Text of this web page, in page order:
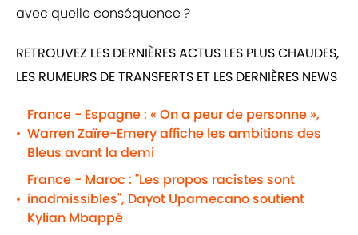
avec quelle conséquence ?
RETROUVEZ LES DERNIÈRES ACTUS LES PLUS CHAUDES,
LES RUMEURS DE TRANSFERTS ET LES DERNIÈRES NEWS
•
France - Espagne : « On a peur de personne »,
Warren Zaïre-Emery affiche les ambitions des
Bleus avant la demi
•
France - Maroc : "Les propos racistes sont
inadmissibles", Dayot Upamecano soutient
Kylian Mbappé